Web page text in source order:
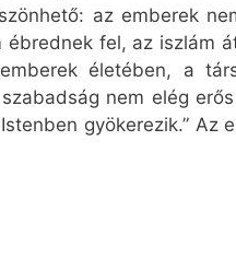
az emberek
fel, az iszlám
életében, a
nem elég
gyökerezik.” Az